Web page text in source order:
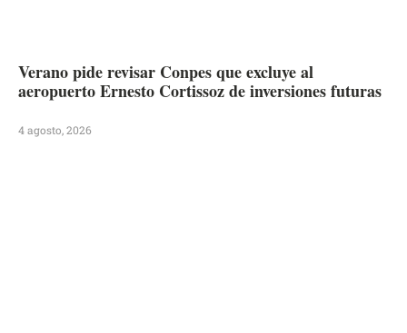
Verano pide revisar Conpes que excluye al
aeropuerto Ernesto Cortissoz de inversiones futuras
4 agosto, 2026